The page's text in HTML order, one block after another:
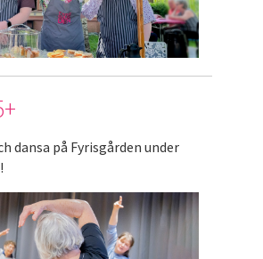
dansa på Fyrisgården under